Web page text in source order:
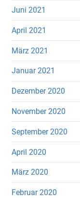
Juni 2021
April 2021
März 2021
Januar 2021
Dezember 2020
November 2020
September 2020
April 2020
März 2020
Februar 2020